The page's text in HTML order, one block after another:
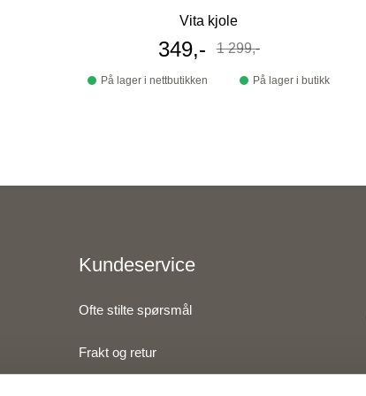
Vita kjole
Tilbudspris
349,- Før
1 299,-
På lager i nettbutikken På lager i butikk
Kundeservice
Ofte stilte spørsmål
Frakt og retur